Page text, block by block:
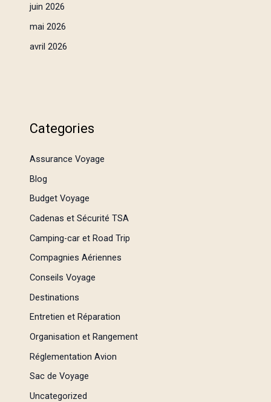
juin 2026
mai 2026
avril 2026
Categories
Assurance Voyage
Blog
Budget Voyage
Cadenas et Sécurité TSA
Camping-car et Road Trip
Compagnies Aériennes
Conseils Voyage
Destinations
Entretien et Réparation
Organisation et Rangement
Réglementation Avion
Sac de Voyage
Uncategorized